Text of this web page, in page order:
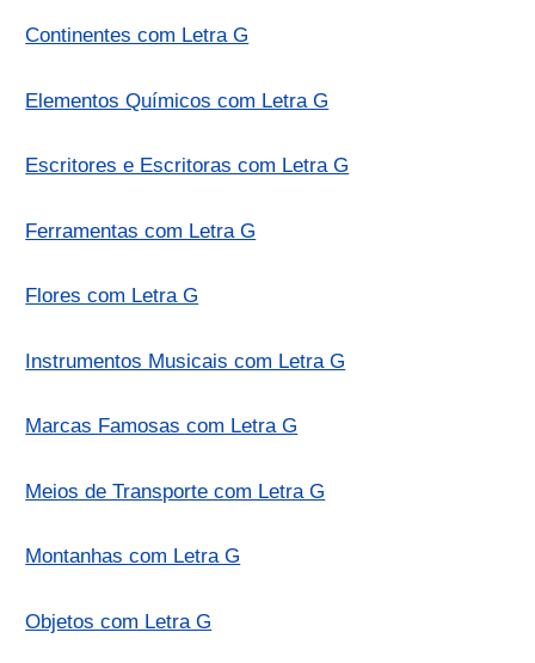
Continentes com Letra G
Elementos Químicos com Letra G
Escritores e Escritoras com Letra G
Ferramentas com Letra G
Flores com Letra G
Instrumentos Musicais com Letra G
Marcas Famosas com Letra G
Meios de Transporte com Letra G
Montanhas com Letra G
Objetos com Letra G